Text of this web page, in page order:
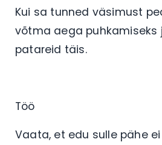
Kui sa tunned väsimust
võtma aega
patareid täis.
Töö
Vaata, et edu sulle pähe